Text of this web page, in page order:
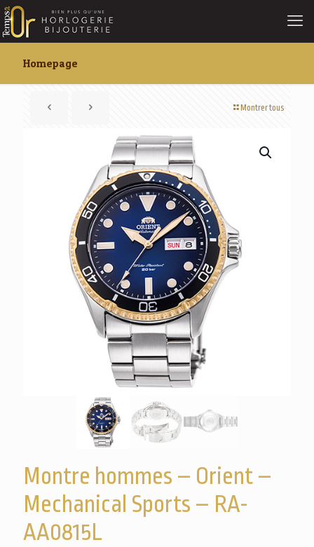
Homepage
Montrer tous
Montre hommes – Orient –
Mechanical Sports – RA-
AA0815L